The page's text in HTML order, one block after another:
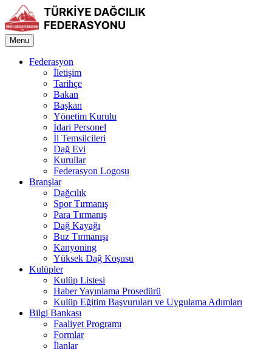
Menu
Federasyon
İletişim
Tarihçe
Bakan
Başkan
Yönetim Kurulu
İdari Personel
İl Temsilcileri
Dağ Evi
Kurullar
Federasyon Logosu
Branşlar
Dağcılık
Spor Tırmanış
Para Tırmanış
Dağ Kayağı
Buz Tırmanışı
Kanyoning
Yüksek Dağ Koşusu
Kulüpler
Kulüp Listesi
Haber Yayınlama Prosedürü
Kulüp Eğitim Başvuruları ve Uygulama Adımları
Bilgi Bankası
Faaliyet Programı
Formlar
İlanlar